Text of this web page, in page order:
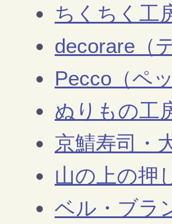
ちくちく工
decorare（
Pecco（ペッ
ぬりもの工
京鯖寿司・
山の上の押
ベル・ブラ